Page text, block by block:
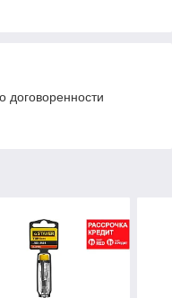
договоренности